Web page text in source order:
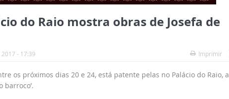
do Raio mostra obras de Josefa de
- 17:39 Imprimir
os próximos dias 20 e 24, está patente pelas no Palácio do Raio, a
barroco’.